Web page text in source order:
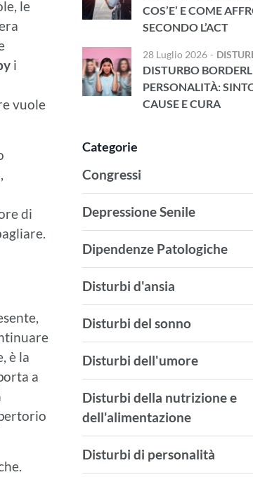
le
i
vuole
di
è la
a
COS’E’ E COME
SECONDO L’ACT
28 Luglio 2026 -
DISTURBO
PERSONALITÀ:
CAUSE E CURA
Categorie
Congressi
Depressione Senile
Dipendenze Patologiche
Disturbi d'ansia
Disturbi del sonno
Disturbi dell'umore
Disturbi della nutrizione e
dell'alimentazione
Disturbi di personalità